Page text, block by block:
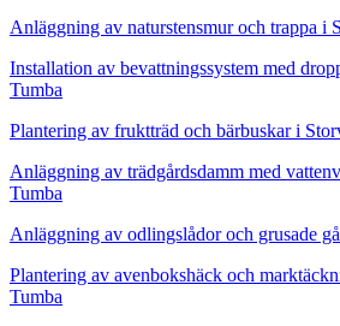
Anläggning av naturstensmur och trappa i
Installation av bevattningssystem med
Tumba
Plantering av fruktträd och bärbuskar i
Anläggning av trädgårdsdamm med
Tumba
Anläggning av odlingslådor och grusade
Plantering av avenbokshäck och
Tumba